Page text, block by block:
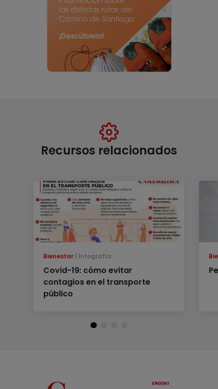
Recursos relacionados
Bienestar Infografía
Covid-19: cómo evitar
contagios en el transporte
público